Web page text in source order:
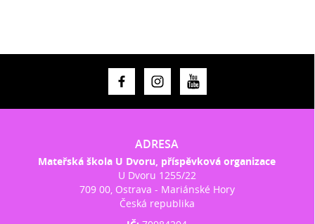
ADRESA
Mateřská škola U Dvoru, příspěvková organizace
U Dvoru 1255/22
709 00, Ostrava - Mariánské Hory
Česká republika